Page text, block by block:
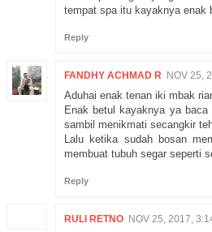
tempat spa itu kayaknya enak
Reply
FANDHY ACHMAD R NOV 25,
Aduhai enak tenan iki mbak
Enak betul kayaknya ya
sambil menikmati secangkir
Lalu ketika sudah bosan
membuat tubuh segar seperti
Reply
RULI RETNO NOV 25, 2017,